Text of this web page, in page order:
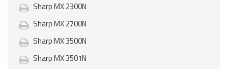
Sharp MX 2300N
Sharp MX 2700N
Sharp MX 3500N
Sharp MX 3501N